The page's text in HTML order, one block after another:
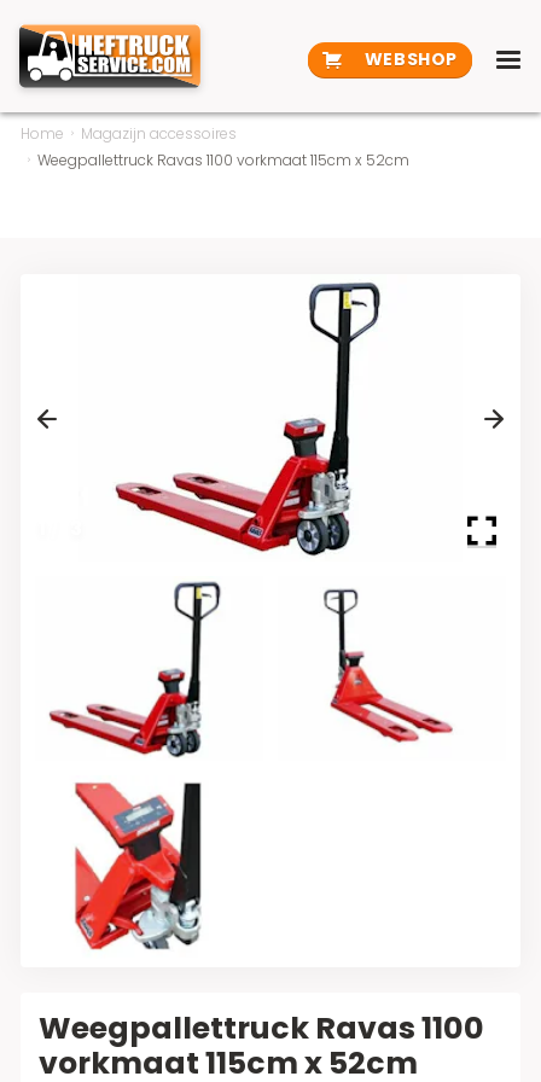
WEBSHOP
Home
Magazijn accessoires
Weegpallettruck Ravas 1100 vorkmaat 115cm x 52cm
Previous Next
Weegpallettruck Ravas 1100
vorkmaat 115cm x 52cm